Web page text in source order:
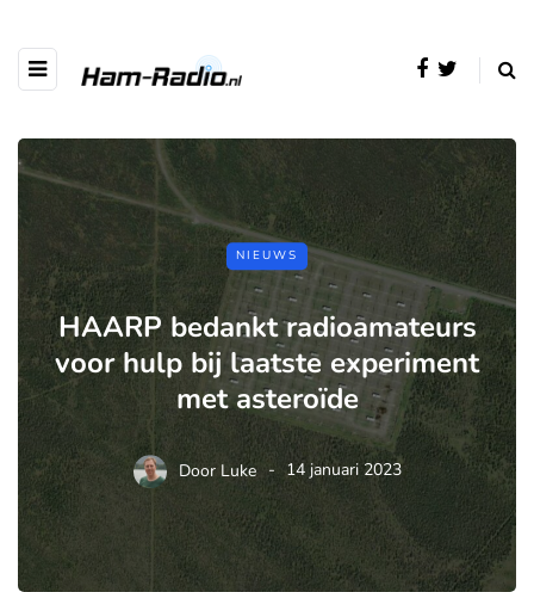
NIEUWS
HAARP bedankt radioamateurs
voor hulp bij laatste experiment
met asteroïde
Door Luke 14 januari 2023